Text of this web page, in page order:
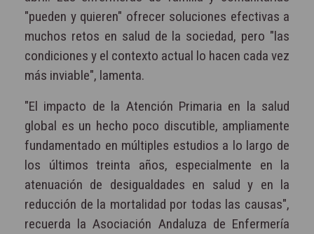
"pueden y quieren" ofrecer soluciones efectivas a
muchos retos en salud de la sociedad, pero "las
condiciones y el contexto actual lo hacen cada vez
más inviable", lamenta.
"El impacto de la Atención Primaria en la salud
global es un hecho poco discutible, ampliamente
fundamentado en múltiples estudios a lo largo de
los últimos treinta años, especialmente en la
atenuación de desigualdades en salud y en la
reducción de la mortalidad por todas las causas",
recuerda la Asociación Andaluza de Enfermería